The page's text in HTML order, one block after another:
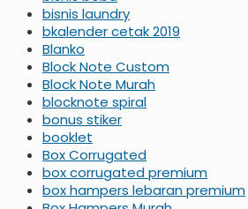
bisnis laundry
bkalender cetak 2019
Blanko
Block Note Custom
Block Note Murah
blocknote spiral
bonus stiker
booklet
Box Corrugated
box corrugated premium
box hampers lebaran premium